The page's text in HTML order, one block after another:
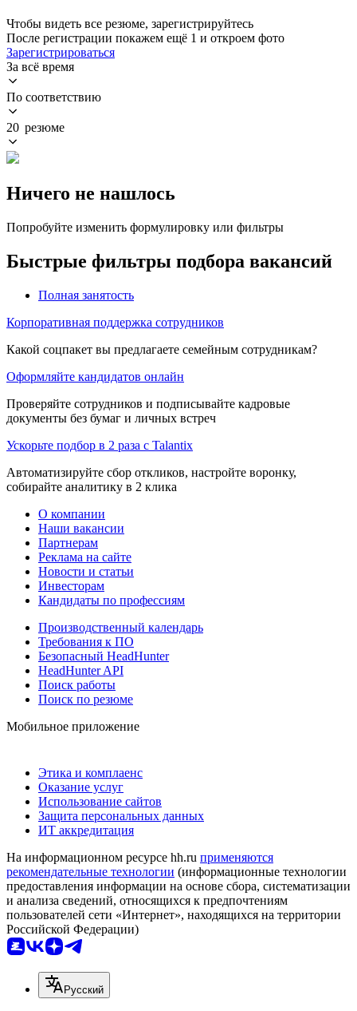
Чтобы видеть все резюме, зарегистрируйтесь
После регистрации покажем ещё 1 и откроем фото
Зарегистрироваться
За всё время
По соответствию
20 резюме
Ничего не нашлось
Попробуйте изменить формулировку или фильтры
Быстрые фильтры подбора вакансий
Полная занятость
Корпоративная поддержка сотрудников
Какой соцпакет вы предлагаете семейным сотрудникам?
Оформляйте кандидатов онлайн
Проверяйте сотрудников и подписывайте кадровые
документы без бумаг и личных встреч
Ускорьте подбор в 2 раза с Talantix
Автоматизируйте сбор откликов, настройте воронку,
собирайте аналитику в 2 клика
О компании
Наши вакансии
Партнерам
Реклама на сайте
Новости и статьи
Инвесторам
Кандидаты по профессиям
Производственный календарь
Требования к ПО
Безопасный HeadHunter
HeadHunter API
Поиск работы
Поиск по резюме
Мобильное приложение
Этика и комплаенс
Оказание услуг
Использование сайтов
Защита персональных данных
ИТ аккредитация
На информационном ресурсе hh.ru применяются
рекомендательные технологии (информационные технологии
предоставления информации на основе сбора, систематизации
и анализа сведений, относящихся к предпочтениям
пользователей сети «Интернет», находящихся на территории
Российской Федерации)
Русский